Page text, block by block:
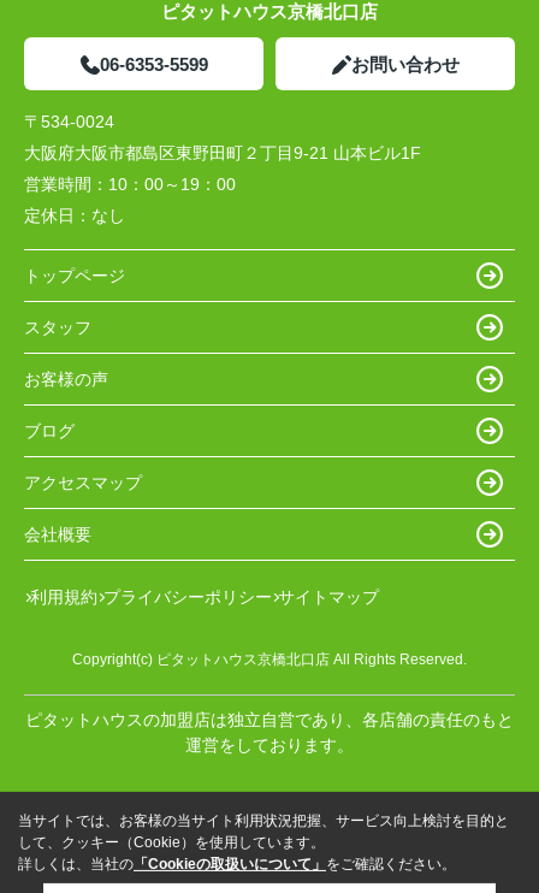
ピタットハウス京橋北口店
06-6353-5599 お問い合わせ
〒534-0024
大阪府大阪市都島区東野田町２丁目9-21 山本ビル1F
営業時間： 10：00～19：00
定休日： なし
トップページ
スタッフ
お客様の声
ブログ
アクセスマップ
会社概要
利用規約 プライバシーポリシー サイトマップ
Copyright(c) ピタットハウス京橋北口店 All Rights Reserved.
ピタットハウスの加盟店は独立自営であり、各店舗の責任のもと
運営をしております。
当サイトでは、お客様の当サイト利用状況把握、サービス向上検討を目的と
して、クッキー（Cookie）を使用しています。
詳しくは、当社の 「Cookieの取扱いについて」 をご確認ください。